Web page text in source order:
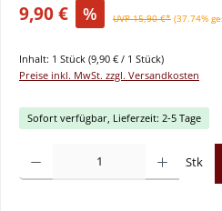
9,90 € % UVP 15,90 €* (37.74%
Inhalt: 1 Stück (9,90 € / 1 Stück)
Preise inkl. MwSt. zzgl. Versandkosten
Sofort verfügbar, Lieferzeit: 2-5 Tage
Stk